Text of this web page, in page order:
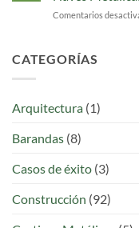
Comentarios
CATEGORÍAS
Arquitectura (1)
Barandas (8)
Casos de éxito (3)
Construcción (92)